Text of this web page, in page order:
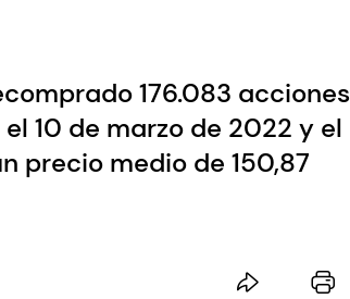
176.083 acciones
10 de marzo de 2022 y el
precio medio de 150,87